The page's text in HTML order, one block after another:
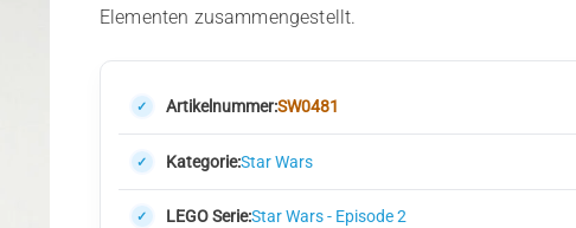
Elementen zusammengestellt.
Artikelnummer:SW0481
Kategorie:Star Wars
LEGO Serie:Star Wars - Episode 2